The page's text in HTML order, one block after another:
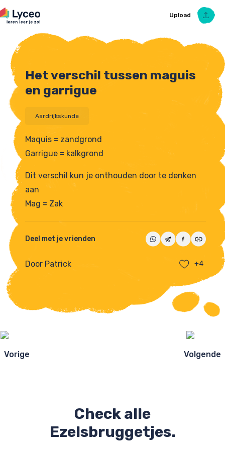
Upload
Upload Ezelsbruggetje
Het verschil tussen maguis
en garrigue
Aardrijkskunde
Maquis = zandgrond
Garrigue = kalkgrond
Dit verschil kun je onthouden door te denken
aan
Mag = Zak
Deel met je vrienden
Door Patrick +4
Ezelsbruggetjes
navigatie
Vorige Volgende
Check alle
Ezelsbruggetjes.